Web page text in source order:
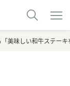
「美味しい和牛ステー